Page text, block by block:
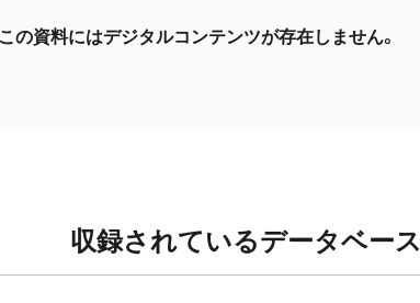
この資料にはデジタルコンテンツが存在しません。
収録されているデータベース